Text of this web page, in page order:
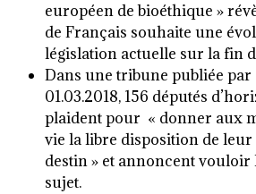
européen de bioéthique »
de Français souhaite une
législation actuelle sur la fin
Dans une tribune publiée par
01.03.2018, 156 députés
plaident pour « donner aux
vie la libre disposition de
destin » et annoncent
sujet.